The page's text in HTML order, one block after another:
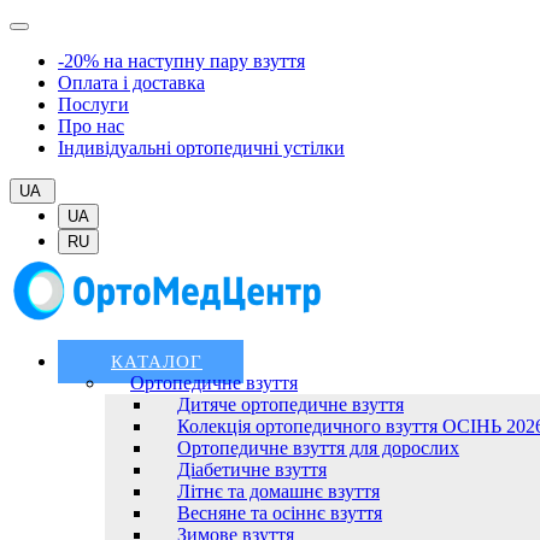
-20% на наступну пару взуття
Оплата і доставка
Послуги
Про нас
Індивідуальні ортопедичні устілки
UA
UA
RU
КАТАЛОГ
Ортопедичне взуття
Дитяче ортопедичне взуття
Колекція ортопедичного взуття ОСІНЬ
Ортопедичне взуття для дорослих
Діабетичне взуття
Літнє та домашнє взуття
Весняне та осіннє взуття
Зимове взуття